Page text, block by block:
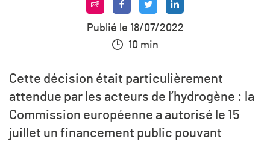
Publié le 18/07/2022
10 min
Cette décision était particulièrement
attendue par les acteurs de l’hydrogène : la
Commission européenne a autorisé le 15
juillet un financement public pouvant